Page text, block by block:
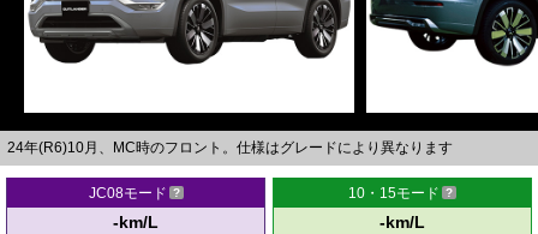
24年(R6)10月、MC時のフロント。仕様はグレードにより異なります
JC08モード
-km/L
10・15モード
-km/L